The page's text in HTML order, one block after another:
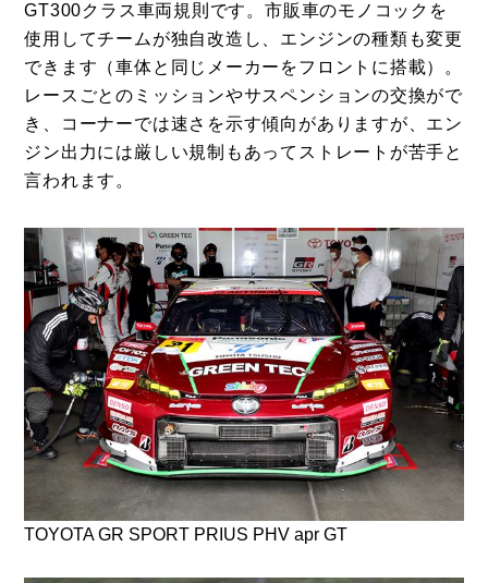
GT300クラス車両規則です。市販車のモノコックを
使用してチームが独自改造し、エンジンの種類も変更
できます（車体と同じメーカーをフロントに搭載）。
レースごとのミッションやサスペンションの交換がで
き、コーナーでは速さを示す傾向がありますが、エン
ジン出力には厳しい規制もあってストレートが苦手と
言われます。
TOYOTA GR SPORT PRIUS PHV apr GT